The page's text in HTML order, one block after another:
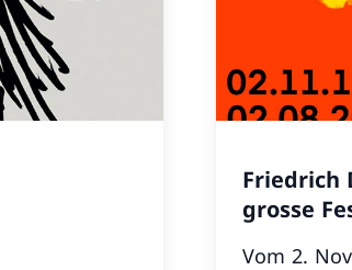
Friedrich
grosse
Vom 2.